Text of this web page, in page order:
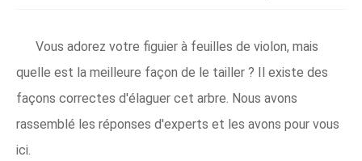
Vous adorez votre figuier à feuilles de violon, mais
quelle est la meilleure façon de le tailler ? Il existe des
façons correctes d'élaguer cet arbre. Nous avons
rassemblé les réponses d'experts et les avons pour vous
ici.